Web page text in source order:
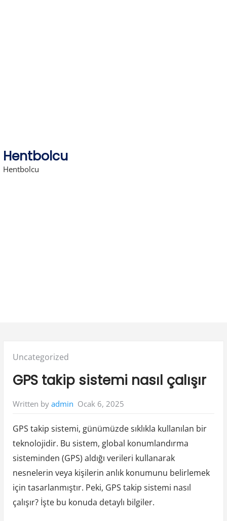
Hentbolcu
Hentbolcu
Posted
Uncategorized
GPS takip sistemi nasıl çalışır
Written by admin Ocak 6, 2025
GPS takip sistemi, günümüzde sıklıkla kullanılan bir
teknolojidir. Bu sistem, global konumlandırma
sisteminden (GPS) aldığı verileri kullanarak
nesnelerin veya kişilerin anlık konumunu belirlemek
için tasarlanmıştır. Peki, GPS takip sistemi nasıl
çalışır? İşte bu konuda detaylı bilgiler.